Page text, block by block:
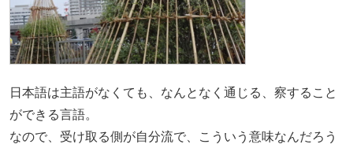
日本語は主語がなくても、なんとなく通じる、察すること
ができる言語。
なので、受け取る側が自分流で、こういう意味なんだろう